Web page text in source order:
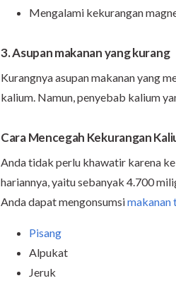
Mengalami kekurangan
3. Asupan makanan yang kurang
Kurangnya asupan makanan yang
kalium. Namun, penyebab kalium
Cara Mencegah Kekurangan
Anda tidak perlu khawatir karena
hariannya, yaitu sebanyak 4.700
Anda dapat mengonsumsimakanan
Pisang
Alpukat
Jeruk